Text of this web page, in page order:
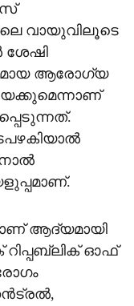
വായുവിലൂടെ
ശേഷി
ആരോഗ്യ
ആദ്യമായി
റിപ്പബ്ലിക് ഓഫ്